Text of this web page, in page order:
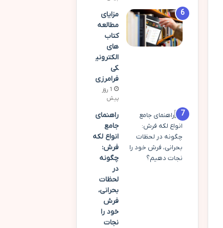
مزایای
مطالعه
کتاب
های
الکترونی
کی
فرامرزی
1 روز
پیش
راهنمای
جامع
انواع لکه
فرش:
چگونه
در
لحظات
بحرانی،
فرش
خود را
نجات